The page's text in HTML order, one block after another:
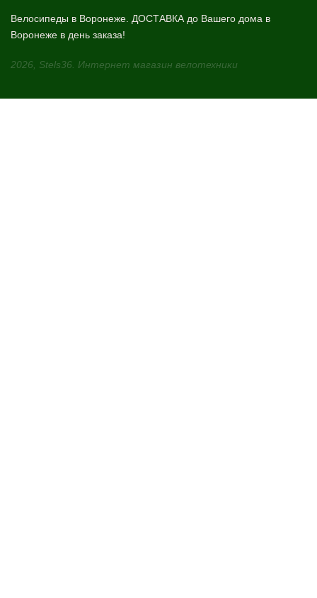
Велосипеды в Воронеже. ДОСТАВКА до Вашего дома в
Воронеже в день заказа!
2026, Stels36. Интернет магазин велотехники